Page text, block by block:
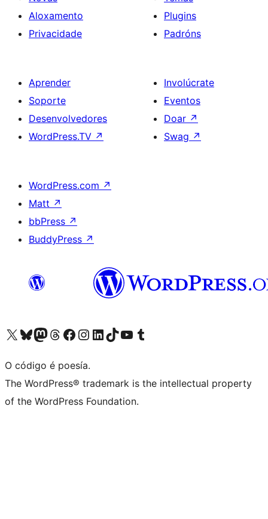
Aloxamento
Privacidade
Plugins
Padróns
Aprender
Soporte
Desenvolvedores
WordPress.TV ↗
Involúcrate
Eventos
Doar ↗
Swag ↗
WordPress.com ↗
Matt ↗
bbPress ↗
BuddyPress ↗
Visita la cuenta de X (anteriormente Twitter)
Visita a nosa conta de Bluesky
Visita a nosa conta de Mastodon
Visita a nosa conta de Threads
Visita a nosa páxina de Facebook
Visita a nosa conta de Instagram
Visita a nosa conta de LinkedIn
Visita a nosa conta de TikTok
Visita a nosa canle de YouTube
Visita a nosa conta de Tumblr
O código é poesía.
The WordPress® trademark is the intellectual property
of the WordPress Foundation.